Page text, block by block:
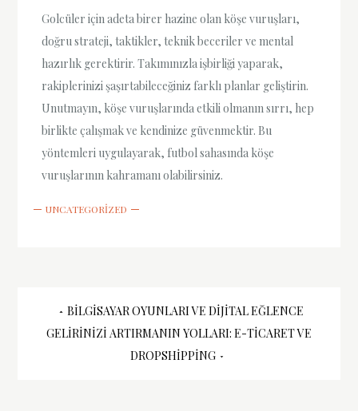
Golcüler için adeta birer hazine olan köşe vuruşları,
doğru strateji, taktikler, teknik beceriler ve mental
hazırlık gerektirir. Takımınızla işbirliği yaparak,
rakiplerinizi şaşırtabileceğiniz farklı planlar geliştirin.
Unutmayın, köşe vuruşlarında etkili olmanın sırrı, hep
birlikte çalışmak ve kendinize güvenmektir. Bu
yöntemleri uygulayarak, futbol sahasında köşe
vuruşlarının kahramanı olabilirsiniz.
UNCATEGORIZED
Yazı
gezinmesi
BILGISAYAR OYUNLARI VE DIJITAL EĞLENCE
GELIRINIZI ARTIRMANIN YOLLARI: E-TICARET VE
DROPSHIPPING